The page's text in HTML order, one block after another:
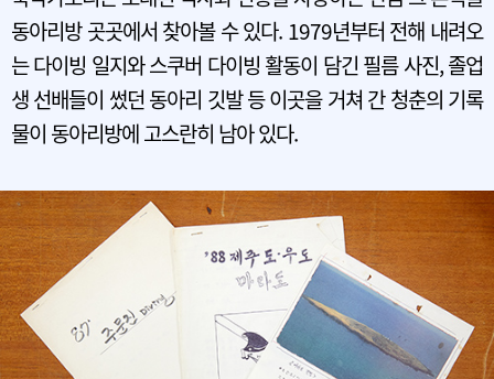
동아리방 곳곳에서 찾아볼 수 있다. 1979년부터 전해 내려오
는 다이빙 일지와 스쿠버 다이빙 활동이 담긴 필름 사진, 졸업
생 선배들이 썼던 동아리 깃발 등 이곳을 거쳐 간 청춘의 기록
물이 동아리방에 고스란히 남아 있다.